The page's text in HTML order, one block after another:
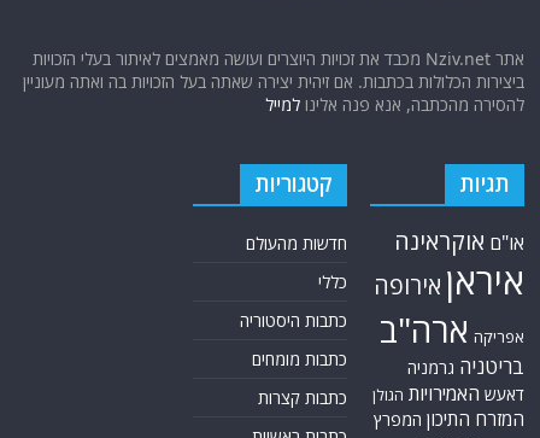
אתר Nziv.net מכבד את זכויות היוצרים ועושה מאמצים לאיתור בעלי הזכויות
ביצירות הכלולות בכתבות. אם זיהית יצירה שאתה בעל הזכויות בה ואתה מעוניין
להסירה מהכתבה, אנא פנה אלינולמייל
תגיות
או"ם אוקראינה
איראן אירופה
אפריקה ארה"ב
בריטניה גרמניה
דאעש האמירויות הגולן
המזרח התיכון המפרץ
קטגוריות
חדשות מהעולם
כללי
כתבות היסטוריה
כתבות מומחים
כתבות קצרות